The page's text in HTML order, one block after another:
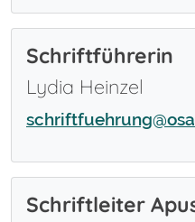
Schriftführerin
Lydia Heinzel
Schriftleiter